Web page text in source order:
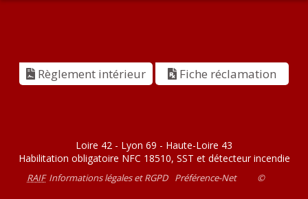
Règlement intérieur Fiche réclamation
Loire 42 - Lyon 69 - Haute-Loire 43
Habilitation obligatoire NFC 18510, SST et détecteur incendie
RAIF Informations légales et RGPD Préférence-Net ©